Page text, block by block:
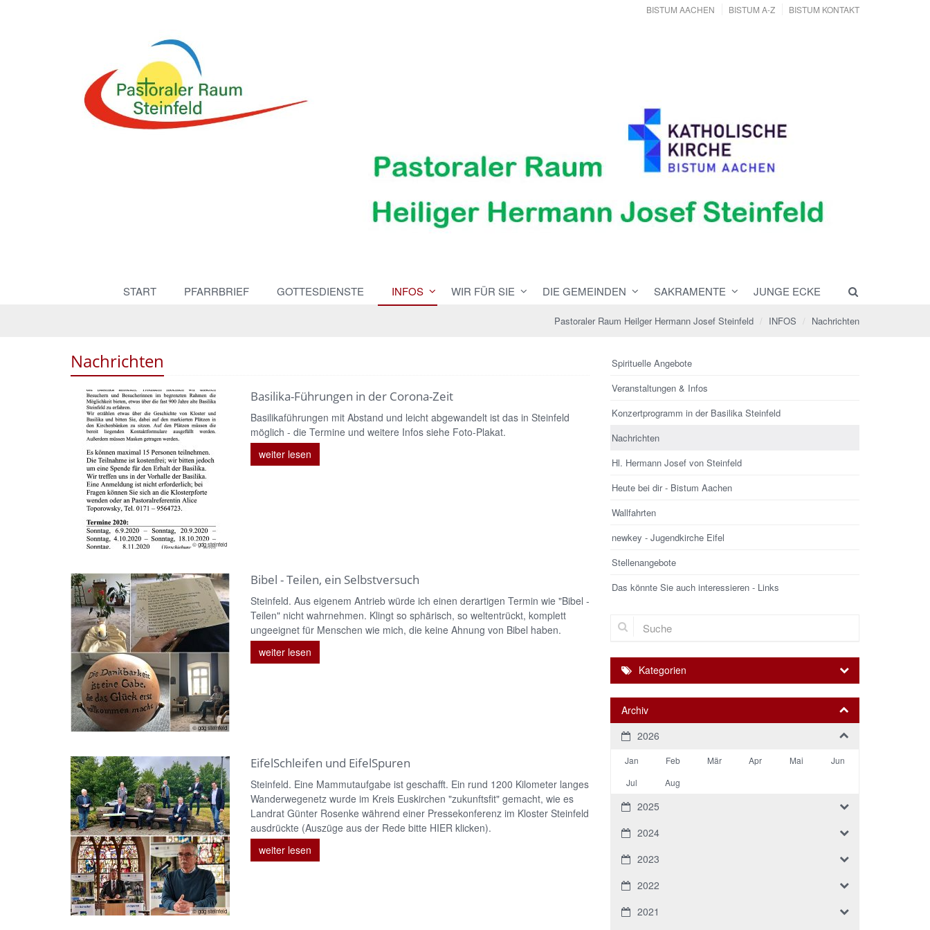
BISTUM AACHEN BISTUM A-Z BISTUM KONTAKT
START PFARRBRIEF GOTTESDIENSTE INFOS WIR FÜR SIE DIE GEMEINDEN SAKRAMENTE JUNGE ECKE
Pastoraler Raum Heilger Hermann Josef Steinfeld INFOS Nachrichten
Nachrichten
© gdg steinfeld
Basilika-Führungen in der Corona-Zeit
Basilikaführungen mit Abstand und leicht abgewandelt ist das in Steinfeld
möglich - die Termine und weitere Infos siehe Foto-Plakat.
weiter lesen
© gdg steinfeld
Bibel - Teilen, ein Selbstversuch
Steinfeld. Aus eigenem Antrieb würde ich einen derartigen Termin wie "Bibel -
Teilen" nicht wahrnehmen. Klingt so sphärisch, so weltentrückt, komplett
ungeeignet für Menschen wie mich, die keine Ahnung von Bibel haben.
weiter lesen
© gdg steinfeld
EifelSchleifen und EifelSpuren
Steinfeld. Eine Mammutaufgabe ist geschafft. Ein rund 1200 Kilometer langes
Wanderwegenetz wurde im Kreis Euskirchen "zukunftsfit" gemacht, wie es
Landrat Günter Rosenke während einer Pressekonferenz im Kloster Steinfeld
ausdrückte (Auszüge aus der Rede bitte HIER klicken).
weiter lesen
Spirituelle Angebote
Veranstaltungen & Infos
Konzertprogramm in der Basilika Steinfeld
Nachrichten
Hl. Hermann Josef von Steinfeld
Heute bei dir - Bistum Aachen
Wallfahrten
newkey - Jugendkirche Eifel
Stellenangebote
Das könnte Sie auch interessieren - Links
Suche
Kategorien
Archiv
2026
Jan Feb Mär Apr Mai
Jun
Jul
Aug
2025
2024
2023
2022
2021